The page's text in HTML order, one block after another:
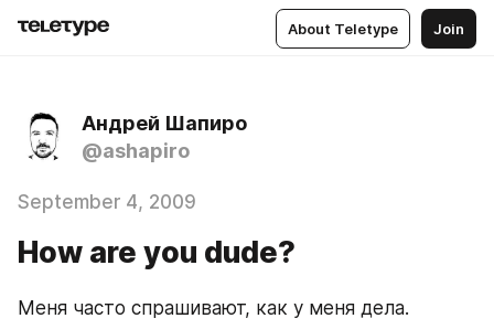
About Teletype Join
Андрей Шапиро
@ashapiro
September 4, 2009
How are you dude?
Меня часто спрашивают, как у меня дела.